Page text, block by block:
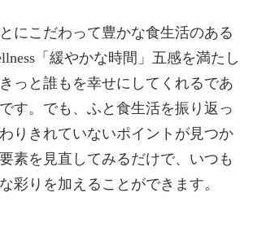
にこだわって豊かな食生活のある
「緩やかな時間」五感を満たし
っと誰もを幸せにしてくれるであ
す。でも、ふと食生活を振り返っ
りきれていないポイントが見つか
素を見直してみるだけで、いつも
彩りを加えることができます。